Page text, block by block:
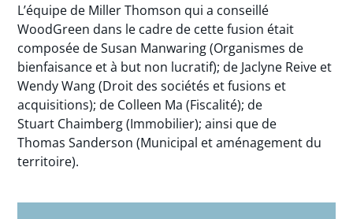
L’équipe de Miller Thomson qui a conseillé
WoodGreen dans le cadre de cette fusion était
composée de Susan Manwaring (Organismes de
bienfaisance et à but non lucratif); de Jaclyne Reive et
Wendy Wang (Droit des sociétés et fusions et
acquisitions); de Colleen Ma (Fiscalité); de
Stuart Chaimberg (Immobilier); ainsi que de
Thomas Sanderson (Municipal et aménagement du
territoire).